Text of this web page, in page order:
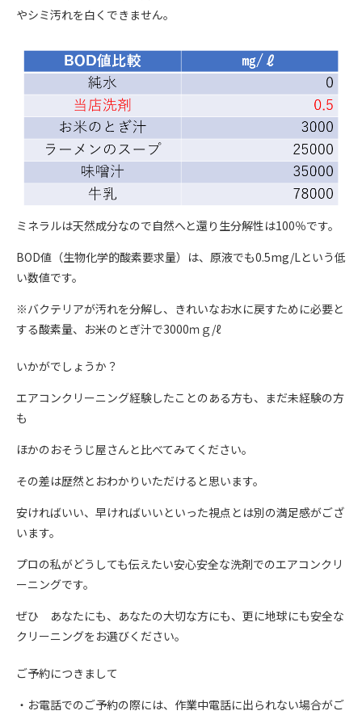
やシミ汚れを白くできません。
ミネラルは天然成分なので自然へと還り生分解性は100％です。
BOD値（生物化学的酸素要求量）は、原液でも0.5mg/Lという低
い数値です。
※バクテリアが汚れを分解し、きれいなお水に戻すために必要と
する酸素量、お米のとぎ汁で3000ｍｇ/ℓ
いかがでしょうか？
エアコンクリーニング経験したことのある方も、まだ未経験の方
も
ほかのおそうじ屋さんと比べてみてください。
その差は歴然とおわかりいただけると思います。
安ければいい、早ければいいといった視点とは別の満足感がござ
います。
プロの私がどうしても伝えたい安心安全な洗剤でのエアコンクリ
ーニングです。
ぜひ あなたにも、あなたの大切な方にも、更に地球にも安全な
クリーニングをお選びください。
ご予約につきまして
・お電話でのご予約の際には、作業中電話に出られない場合がご